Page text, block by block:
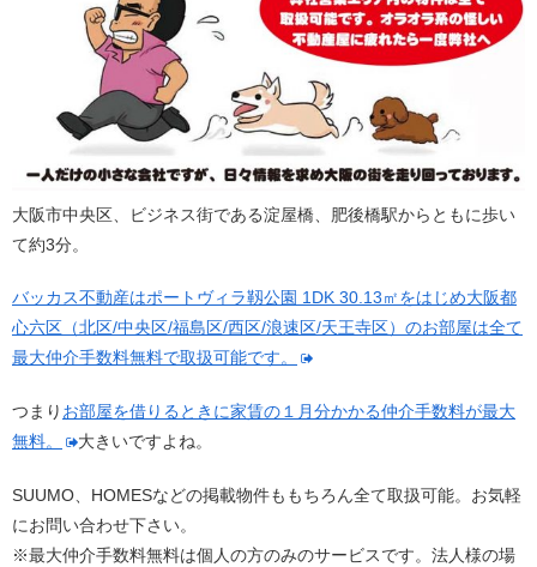
大阪市中央区、ビジネス街である淀屋橋、肥後橋駅からともに歩い
て約3分。
バッカス不動産はポートヴィラ靱公園 1DK 30.13㎡をはじめ大阪都
心六区（北区/中央区/福島区/西区/浪速区/天王寺区）のお部屋は全て
最大仲介手数料無料で取扱可能です。
つまり お部屋を借りるときに家賃の１月分かかる仲介手数料が最大
無料。
大きいですよね。
SUUMO、HOMESなどの掲載物件ももちろん全て取扱可能。お気軽
にお問い合わせ下さい。
※最大仲介手数料無料は個人の方のみのサービスです。法人様の場